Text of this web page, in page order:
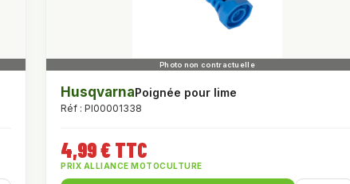
HusqvarnaPoignée pour lime
Réf : PI00001338
4,99 € TTC
PRIX ALLIANCE MOTOCULTURE